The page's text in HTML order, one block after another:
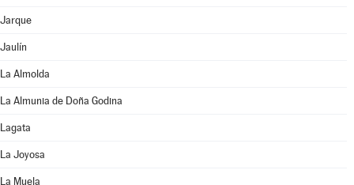
Jarque
Jaulín
La Almolda
La Almunia de Doña Godina
Lagata
La Joyosa
La Muela